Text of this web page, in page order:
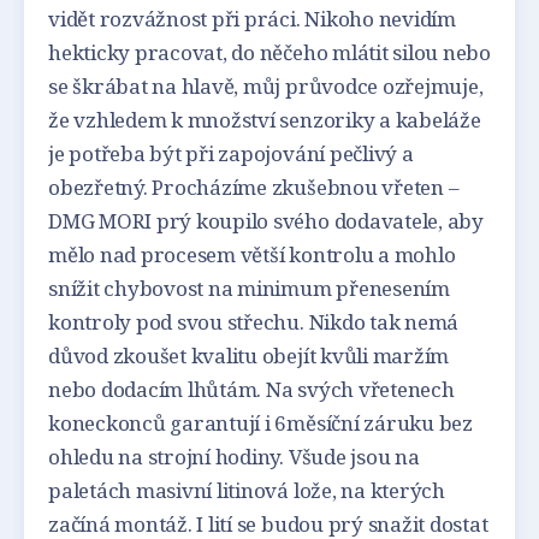
vidět rozvážnost při práci. Nikoho nevidím
hekticky pracovat, do něčeho mlátit silou nebo
se škrábat na hlavě, můj průvodce ozřejmuje,
že vzhledem k množství senzoriky a kabeláže
je potřeba být při zapojování pečlivý a
obezřetný. Procházíme zkušebnou vřeten –
DMG MORI prý koupilo svého dodavatele, aby
mělo nad procesem větší kontrolu a mohlo
snížit chybovost na minimum přenesením
kontroly pod svou střechu. Nikdo tak nemá
důvod zkoušet kvalitu obejít kvůli maržím
nebo dodacím lhůtám. Na svých vřetenech
koneckonců garantují i 6měsíční záruku bez
ohledu na strojní hodiny. Všude jsou na
paletách masivní litinová lože, na kterých
začíná montáž. I lití se budou prý snažit dostat